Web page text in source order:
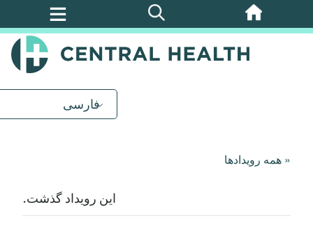
پرش
فارسی
« همه رویدادها
این رویداد گذشت.